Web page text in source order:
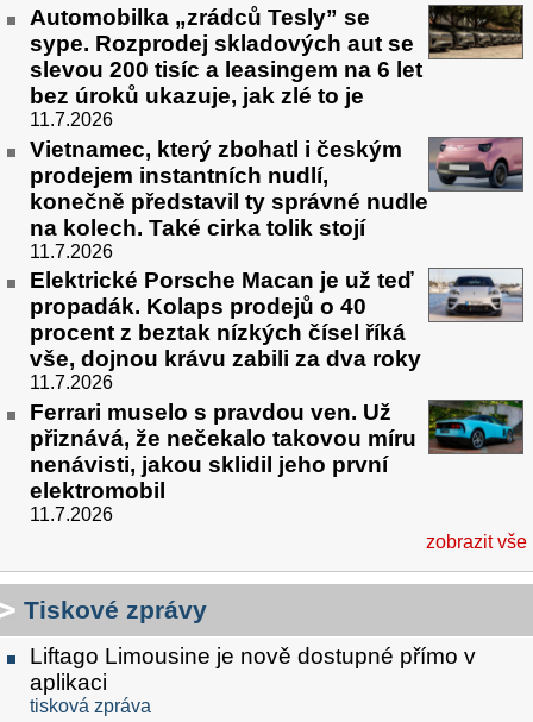
Automobilka „zrádců Tesly” se
sype. Rozprodej skladových aut se
slevou 200 tisíc a leasingem na 6 let
bez úroků ukazuje, jak zlé to je
11.7.2026
Vietnamec, který zbohatl i českým
prodejem instantních nudlí,
konečně představil ty správné nudle
na kolech. Také cirka tolik stojí
11.7.2026
Elektrické Porsche Macan je už teď
propadák. Kolaps prodejů o 40
procent z beztak nízkých čísel říká
vše, dojnou krávu zabili za dva roky
11.7.2026
Ferrari muselo s pravdou ven. Už
přiznává, že nečekalo takovou míru
nenávisti, jakou sklidil jeho první
elektromobil
11.7.2026
zobrazit vše
Tiskové zprávy
Liftago Limousine je nově dostupné přímo v
aplikaci
tisková zpráva